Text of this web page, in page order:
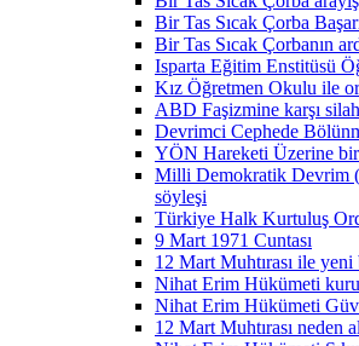
Bir Tas Sıcak Çorba
Bir Tas Sıcak Çorbanın
Isparta Eğitim Enstitüsü
Kız Öğretmen Okulu ile
ABD Faşizmine karşı
Devrimci Cephede
YÖN Hareketi Üzerine
Milli Demokratik Devrim
söyleşi
Türkiye Halk Kurtuluş
9 Mart 1971 Cuntası
12 Mart Muhtırası ile
Nihat Erim Hükümeti
Nihat Erim Hükümeti
12 Mart Muhtırası neden